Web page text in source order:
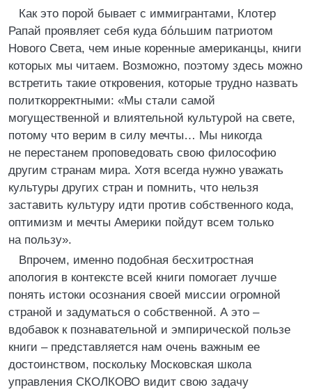
Как это порой бывает с иммигрантами, Клотер
Рапай проявляет себя куда бóльшим патриотом
Нового Света, чем иные коренные американцы, книги
которых мы читаем. Возможно, поэтому здесь можно
встретить такие откровения, которые трудно назвать
политкорректными: «Мы стали самой
могущественной и влиятельной культурой на свете,
потому что верим в силу мечты… Мы никогда
не перестанем проповедовать свою философию
другим странам мира. Хотя всегда нужно уважать
культуры других стран и помнить, что нельзя
заставить культуру идти против собственного кода,
оптимизм и мечты Америки пойдут всем только
на пользу».
Впрочем, именно подобная бесхитростная
апология в контексте всей книги помогает лучше
понять истоки осознания своей миссии огромной
страной и задуматься о собственной. А это –
вдобавок к познавательной и эмпирической пользе
книги – представляется нам очень важным ее
достоинством, поскольку Московская школа
управления СКОЛКОВО видит свою задачу